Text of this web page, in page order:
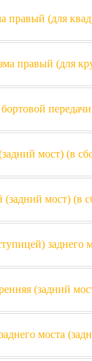
правый (для
правый (для
мост) (в
мост) (в
заднего
(задний
моста